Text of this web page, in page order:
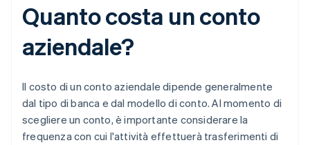
Quanto costa un conto
aziendale?
Il costo di un conto aziendale dipende generalmente
dal tipo di banca e dal modello di conto. Al momento di
scegliere un conto, è importante considerare la
frequenza con cui l'attività effettuerà trasferimenti di